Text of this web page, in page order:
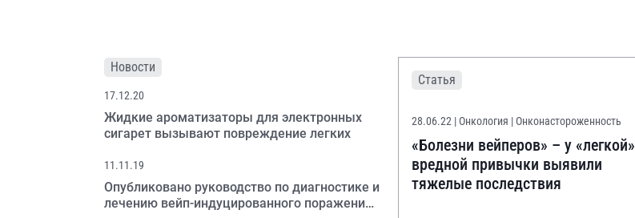
Новости
17.12.20
Жидкие ароматизаторы для электронных
сигарет вызывают повреждение легких
11.11.19
Опубликовано руководство по диагностике и
лечению вейп-индуцированного поражения
Статья
28.06.22 | Онкология | Онконастороженность
«Болезни вейперов» – у «легкой»
вредной привычки выявили
тяжелые последствия